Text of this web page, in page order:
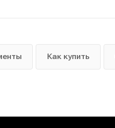
Как купить